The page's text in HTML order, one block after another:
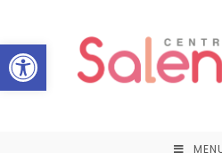
Ouvrir la barre